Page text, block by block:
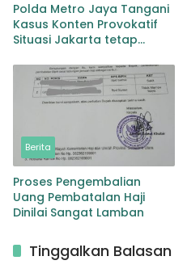
Polda Metro Jaya Tangani
Kasus Konten Provokatif
Situasi Jakarta tetap
Berita
Proses Pengembalian
Uang Pembatalan Haji
Dinilai Sangat Lamban
Tinggalkan Balasan